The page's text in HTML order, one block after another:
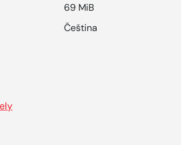
69 MiB
Čeština